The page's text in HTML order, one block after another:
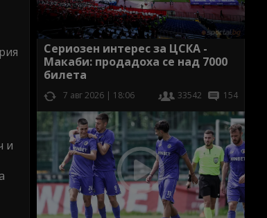
и
Сериозен интерес за ЦСКА -
Макаби: продадоха се над 7000
билета
7 авг 2026 | 18:06 33542 154